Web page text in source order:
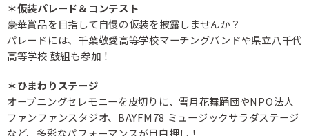
＊仮装パレード＆コンテスト
豪華賞品を目指して自慢の仮装を披露しませんか？
パレードには、千葉敬愛高等学校マーチングバンドや県立八千代
高等学校 鼓組も参加！
＊ひまわりステージ
オープニングセレモニーを皮切りに、雪月花舞踊団やNPO法人
ファンファンスタジオ、BAYFM78 ミュージックサラダステージ